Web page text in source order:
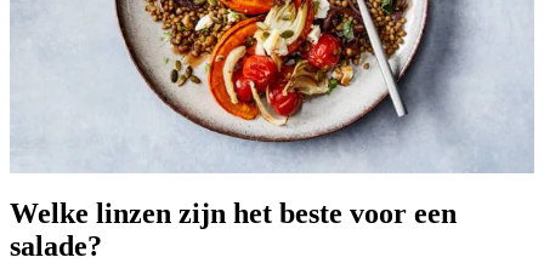
Welke linzen zijn het beste voor een
salade?